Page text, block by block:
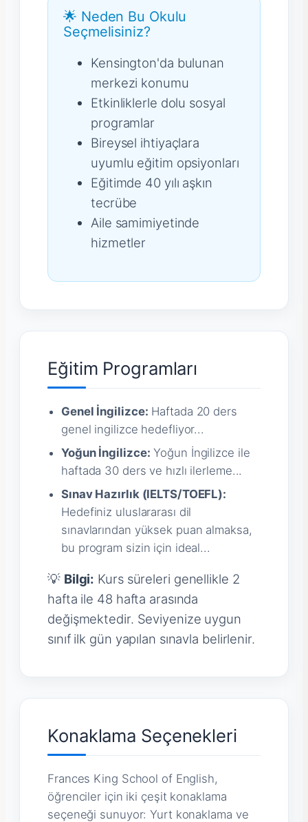
🌟 Neden Bu Okulu
Seçmelisiniz?
Kensington'da bulunan
merkezi konumu
Etkinliklerle dolu sosyal
programlar
Bireysel ihtiyaçlara
uyumlu eğitim opsiyonları
Eğitimde 40 yılı aşkın
tecrübe
Aile samimiyetinde
hizmetler
Eğitim Programları
Genel İngilizce: Haftada 20 ders
genel ingilizce hedefliyor...
Yoğun İngilizce: Yoğun İngilizce ile
haftada 30 ders ve hızlı ilerleme...
Sınav Hazırlık (IELTS/TOEFL):
Hedefiniz uluslararası dil
sınavlarından yüksek puan almaksa,
bu program sizin için ideal...
💡 Bilgi: Kurs süreleri genellikle 2
hafta ile 48 hafta arasında
değişmektedir. Seviyenize uygun
sınıf ilk gün yapılan sınavla belirlenir.
Konaklama Seçenekleri
Frances King School of English,
öğrenciler için iki çeşit konaklama
seçeneği sunuyor: Yurt konaklama ve